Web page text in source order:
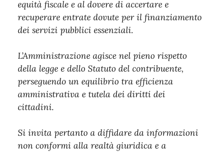
equità fiscale e al dovere di accertare e
recuperare entrate dovute per il finanziamento
dei servizi pubblici essenziali.
L’Amministrazione agisce nel pieno rispetto
della legge e dello Statuto del contribuente,
perseguendo un equilibrio tra efficienza
amministrativa e tutela dei diritti dei
cittadini.
Si invita pertanto a diffidare da informazioni
non conformi alla realtà giuridica e a